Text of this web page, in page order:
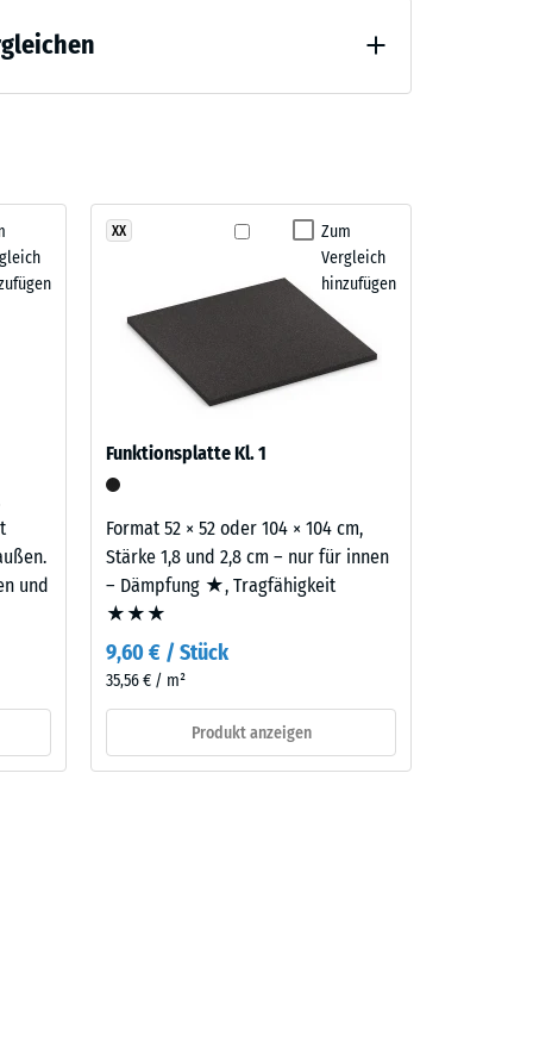
7188)
und
Zum
Vergleich
hinzufügen
XX
Funktionsplatte Kl. 1
Format 52 × 52 oder 104 × 104 cm,
Stärke 1,8 und 2,8 cm – nur für innen
– Dämpfung ★, Tragfähigkeit
★★★
9,60 € / Stück
35,56 € / m²
Produkt anzeigen